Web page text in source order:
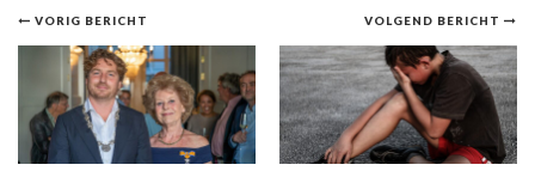
Bericht
navigatie
VOLGEND BERICHT
VORIG BERICHT